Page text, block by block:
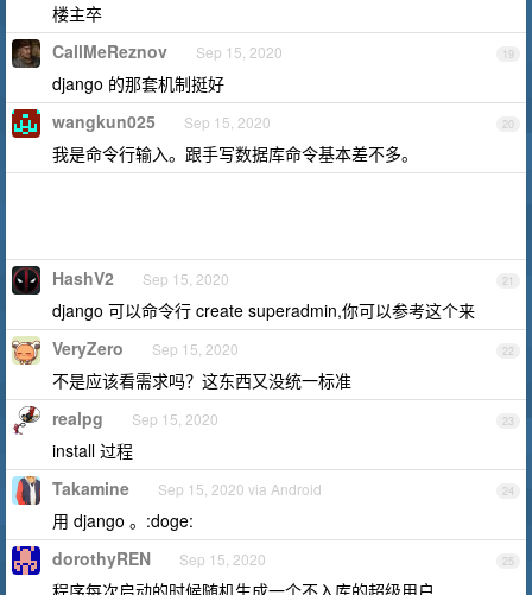
楼主卒
19
CallMeReznov Sep 15, 2020
django 的那套机制挺好
20
wangkun025 Sep 15, 2020
我是命令行输入。跟手写数据库命令基本差不多。
21
HashV2 Sep 15, 2020
django 可以命令行 create superadmin,你可以参考这个来
22
VeryZero Sep 15, 2020
不是应该看需求吗？这东西又没统一标准
23
realpg Sep 15, 2020
install 过程
24
Takamine Sep 15, 2020 via Android
用 django 。:doge:
25
dorothyREN Sep 15, 2020
程序每次启动的时候随机生成一个不入库的超级用户